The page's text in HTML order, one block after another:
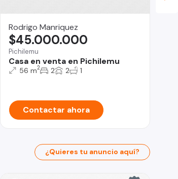
Rodrigo Manriquez
Pichilemu
Casa en venta en Pichilemu
$45.000.000
56 m2 2 2 1
Contactar ahora
¿Quieres tu anuncio aquí?